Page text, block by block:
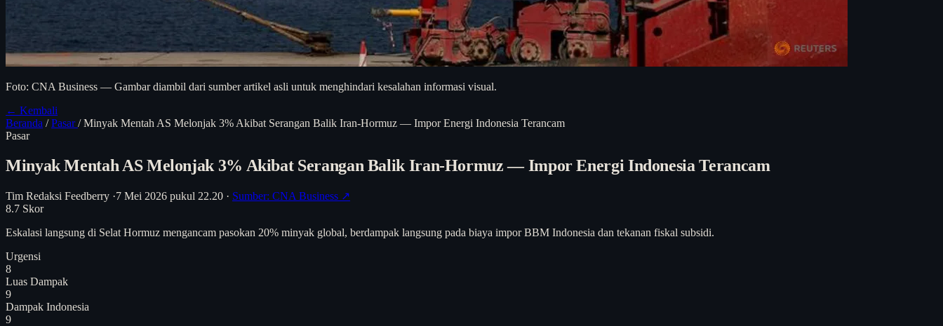
Foto: CNA Business — Gambar diambil dari sumber artikel asli untuk menghindari kesalahan informasi visual.
← Kembali
Beranda / Pasar/ Minyak Mentah AS Melonjak 3% Akibat Serangan Balik Iran-Hormuz — Impor Energi Indonesia Terancam
Pasar
Minyak Mentah AS Melonjak 3% Akibat Serangan Balik Iran-Hormuz — Impor Energi Indonesia Terancam
Tim Redaksi Feedberry ·7 Mei 2026 pukul 22.20 · Sumber: CNA Business ↗
8.7 Skor
Eskalasi langsung di Selat Hormuz mengancam pasokan 20% minyak global, berdampak langsung pada biaya impor BBM Indonesia dan tekanan fiskal subsidi.
Urgensi
8
Luas Dampak
9
Dampak Indonesia
9